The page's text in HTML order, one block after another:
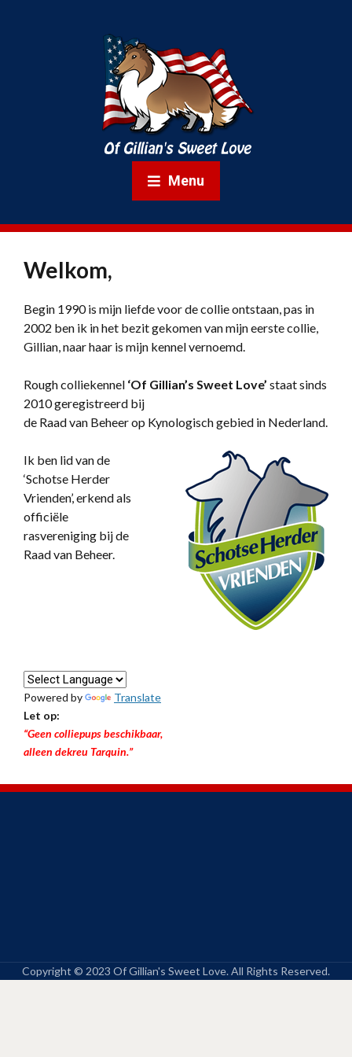
Menu
Welkom,
Begin 1990 is mijn liefde voor de collie ontstaan, pas in
2002 ben ik in het bezit gekomen van mijn eerste collie,
Gillian, naar haar is mijn kennel vernoemd.
Rough colliekennel ‘Of Gillian’s Sweet Love’ staat sinds
2010 geregistreerd bij
de Raad van Beheer op Kynologisch gebied in Nederland.
Ik ben lid van de
‘Schotse Herder
Vrienden’, erkend als
officiële
rasvereniging bij de
Raad van Beheer.
Powered by
Translate
Let op:
“Geen colliepups beschikbaar,
alleen dekreu Tarquin.”
Copyright © 2023 Of Gillian's Sweet Love. All Rights Reserved.